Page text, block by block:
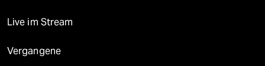
Live im Stream
Vergangene